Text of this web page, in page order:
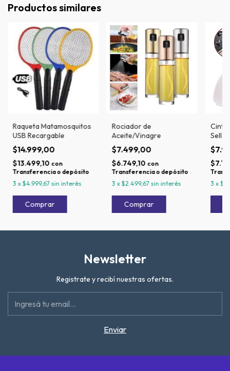
Productos similares
Raqueta Matamosquitos
USB Recargable
$14.999,00
$13.499,10 con
Transferencia o depósito
3 x$4.999,67 sin interés
Rociador de
Aceite/Vinagre
$7.499,00
$6.749,10 con
Transferencia o depósito
3 x$2.499,67 sin interés
Cinta
3 x
Newsletter
Registrate y recibí nuestras ofertas.